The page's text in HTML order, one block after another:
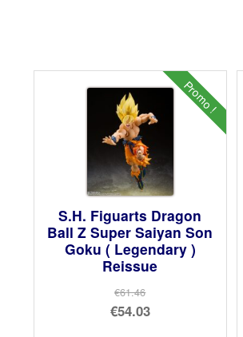
Promo !
S.H. Figuarts Dragon
Ball Z Super Saiyan Son
Goku ( Legendary )
Reissue
€61.46
Le
€54.03